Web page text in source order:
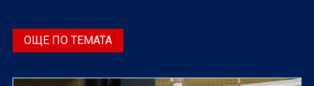
ОЩЕ ПО ТЕМАТА